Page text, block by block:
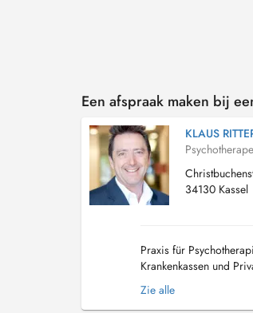
Een afspraak maken bij
KLAUS
34130 Kassel
Praxis für
Krankenkassen und
psychologische
Zie alle